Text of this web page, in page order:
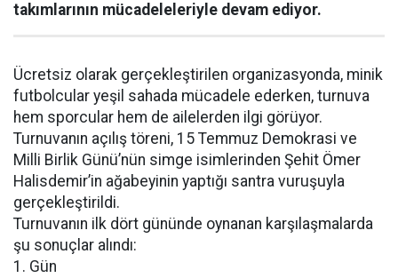
takımlarının mücadeleleriyle devam ediyor.
Ücretsiz olarak gerçekleştirilen organizasyonda, minik
futbolcular yeşil sahada mücadele ederken, turnuva
hem sporcular hem de ailelerden ilgi görüyor.
Turnuvanın açılış töreni, 15 Temmuz Demokrasi ve
Milli Birlik Günü’nün simge isimlerinden Şehit Ömer
Halisdemir’in ağabeyinin yaptığı santra vuruşuyla
gerçekleştirildi.
Turnuvanın ilk dört gününde oynanan karşılaşmalarda
şu sonuçlar alındı:
1. Gün